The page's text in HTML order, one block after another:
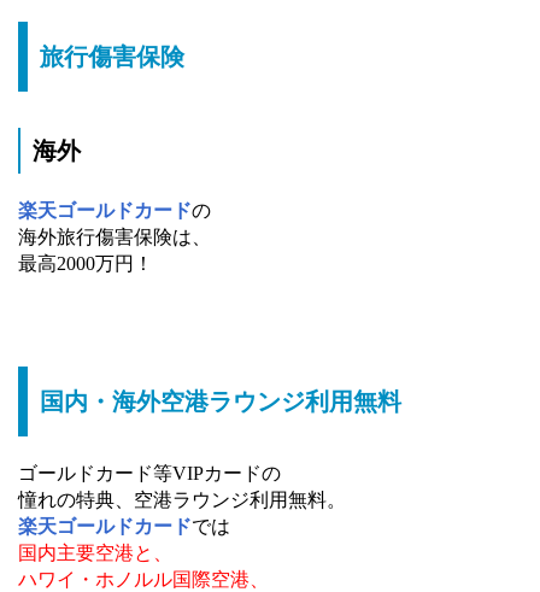
旅行傷害保険
海外
楽天ゴールドカードの
海外旅行傷害保険は、
最高2000万円！
国内・海外空港ラウンジ利用無料
ゴールドカード等VIPカードの
憧れの特典、空港ラウンジ利用無料。
楽天ゴールドカードでは
国内主要空港と、
ハワイ・ホノルル国際空港、